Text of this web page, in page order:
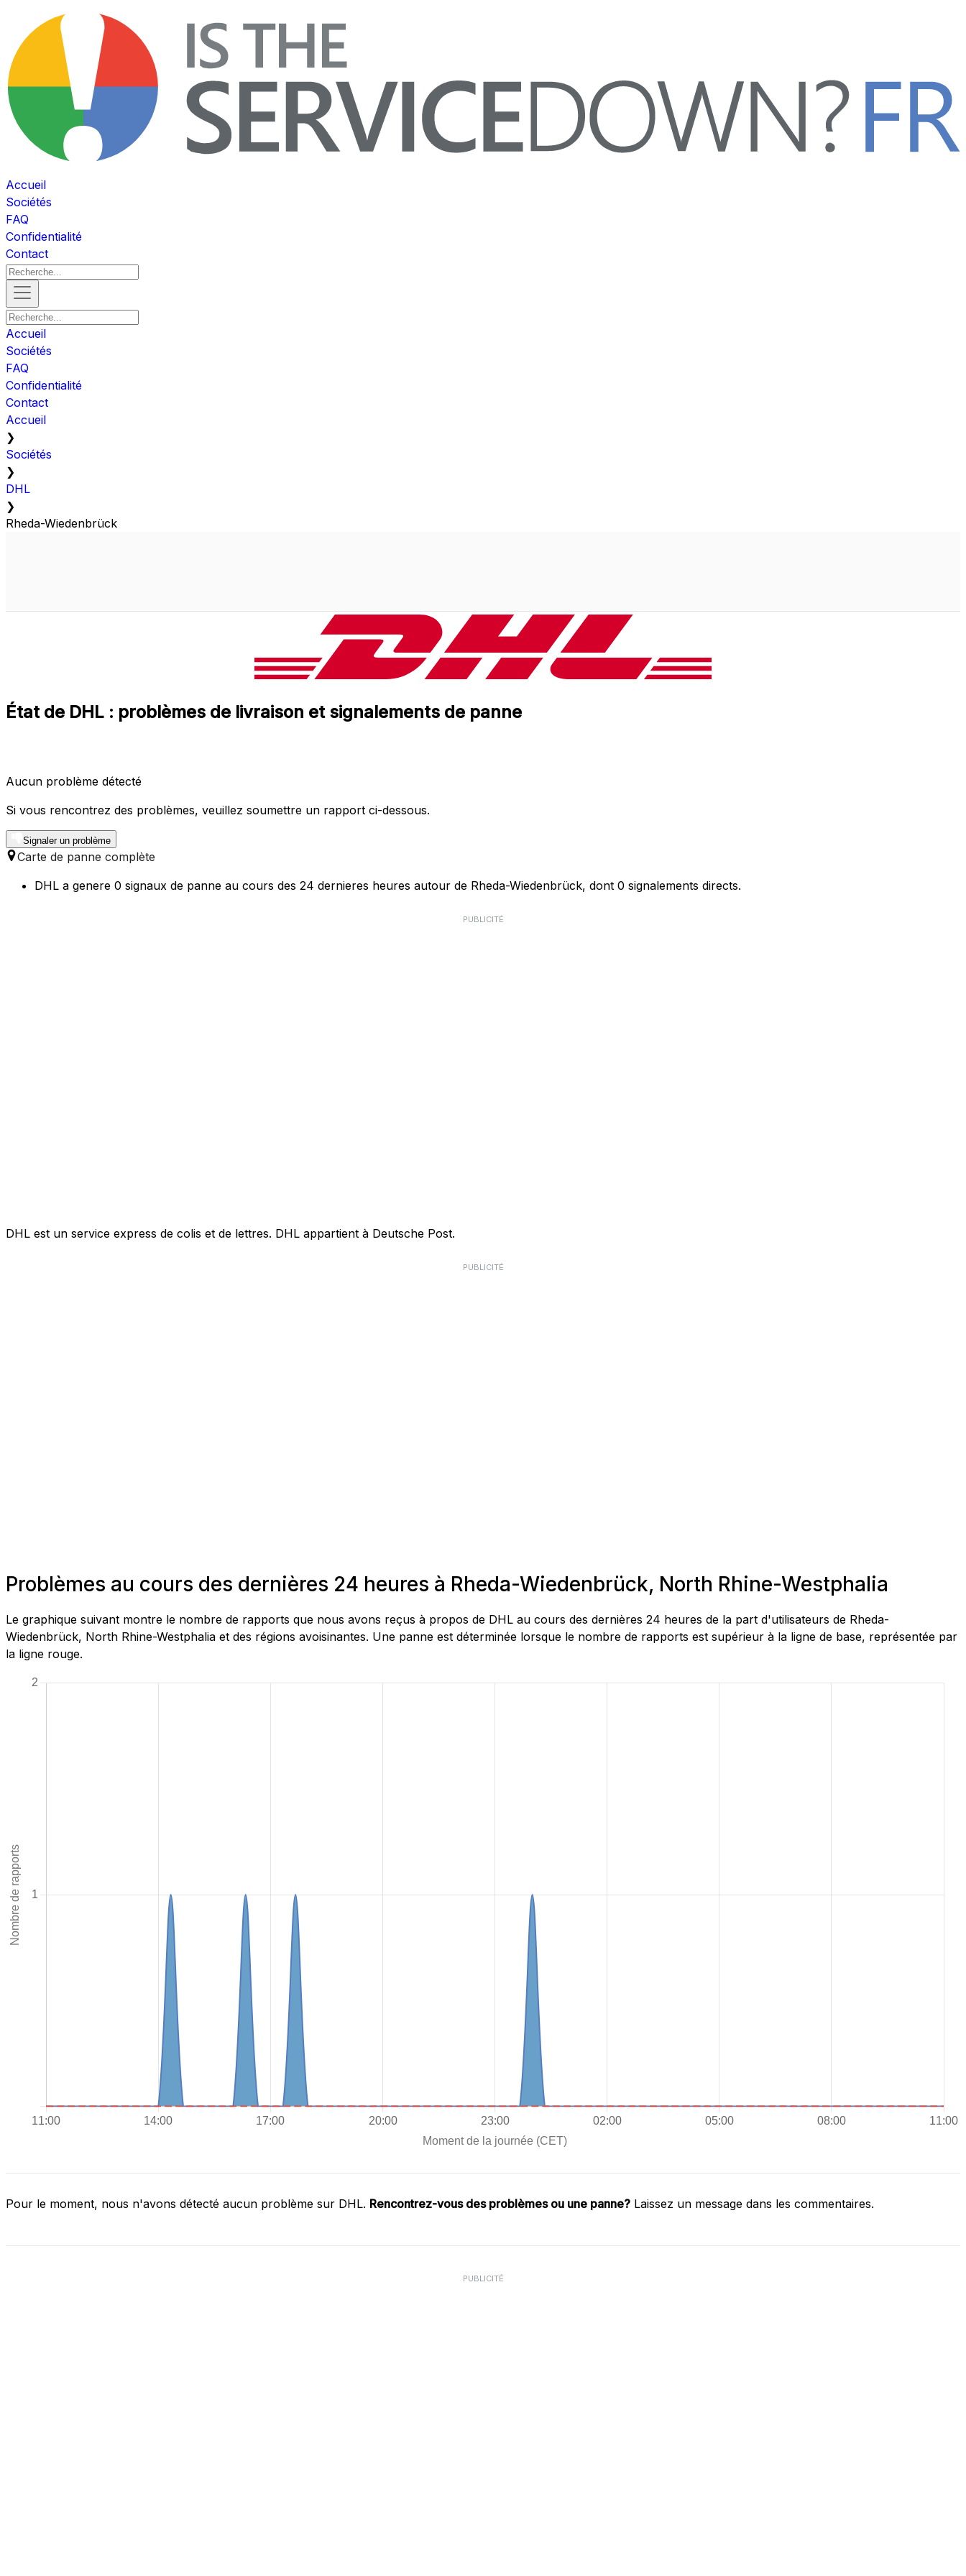
Accueil
Sociétés
FAQ
Confidentialité
Contact
Accueil
Sociétés
FAQ
Confidentialité
Contact
Accueil
❯
Sociétés
❯
DHL
❯
Rheda-Wiedenbrück
État de DHL : problèmes de livraison et signalements de panne
Aucun problème détecté
Si vous rencontrez des problèmes, veuillez soumettre un rapport ci-dessous.
Signaler un problème
Carte de panne complète
DHL a genere 0 signaux de panne au cours des 24 dernieres heures autour de Rheda-Wiedenbrück, dont 0 signalements directs.
PUBLICITÉ
DHL est un service express de colis et de lettres. DHL appartient à Deutsche Post.
PUBLICITÉ
Problèmes au cours des dernières 24 heures à Rheda-Wiedenbrück, North Rhine-Westphalia
Le graphique suivant montre le nombre de rapports que nous avons reçus à propos de DHL au cours des dernières 24 heures de la part d'utilisateurs de Rheda-
Wiedenbrück, North Rhine-Westphalia et des régions avoisinantes. Une panne est déterminée lorsque le nombre de rapports est supérieur à la ligne de base, représentée par
la ligne rouge.
Pour le moment, nous n'avons détecté aucun problème sur DHL. Rencontrez-vous des problèmes ou une panne? Laissez un message dans les commentaires.
PUBLICITÉ